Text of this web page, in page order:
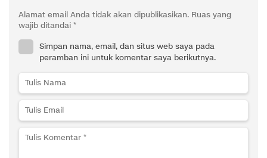
Alamat email Anda tidak akan dipublikasikan. Ruas yang
wajib ditandai *
Simpan nama, email, dan situs web saya pada
peramban ini untuk komentar saya berikutnya.